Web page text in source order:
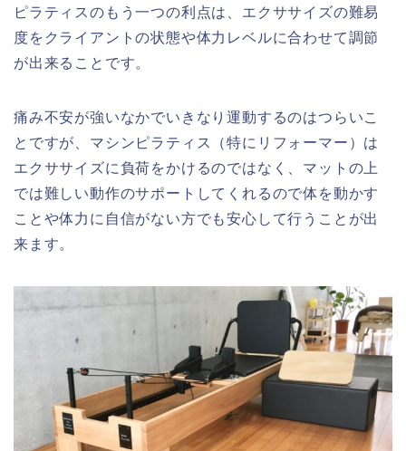
ピラティスのもう一つの利点は、エクササイズの難易
度をクライアントの状態や体力レベルに合わせて調節
が出来ることです。
痛み不安が強いなかでいきなり運動するのはつらいこ
とですが、マシンピラティス（特にリフォーマー）は
エクササイズに負荷をかけるのではなく、マットの上
では難しい動作のサポートしてくれるので体を動かす
ことや体力に自信がない方でも安心して行うことが出
来ます。